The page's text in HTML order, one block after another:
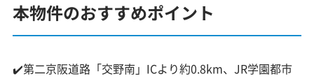
本物件のおすすめポイント
✔️第二京阪道路「交野南」ICより約0.8km、JR学園都市